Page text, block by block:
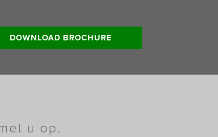
DOWNLOAD BROCHURE
u op.